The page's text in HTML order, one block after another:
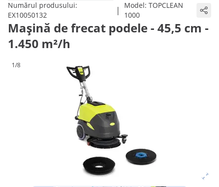
Numărul produsului:
EX10050132
| Model:TOPCLEAN
1000
Mașină de frecat podele - 45,5 cm -
1.450 m²/h
1/8